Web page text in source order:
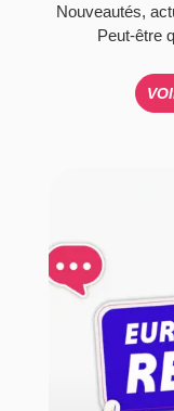
Nouveautés,
Peut-être